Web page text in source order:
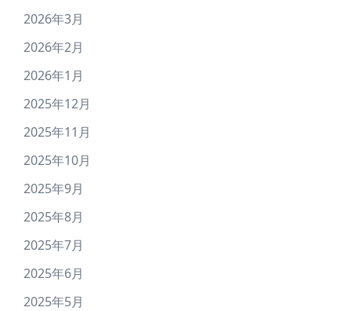
2026年3月
2026年2月
2026年1月
2025年12月
2025年11月
2025年10月
2025年9月
2025年8月
2025年7月
2025年6月
2025年5月